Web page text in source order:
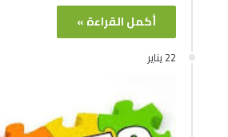
أكمل القراءة »
22 يناير